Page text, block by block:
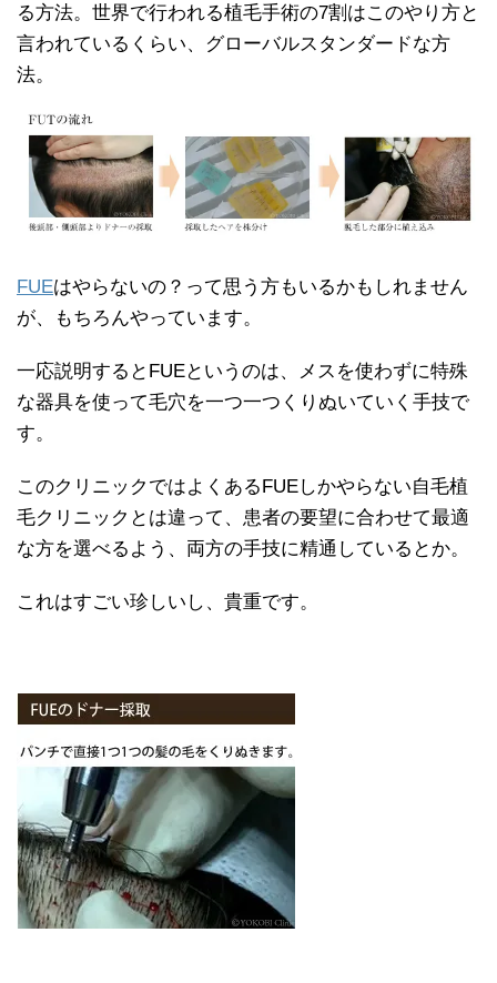
る方法。世界で行われる植毛手術の7割はこのやり方と
言われているくらい、グローバルスタンダードな方
法。
FUEはやらないの？って思う方もいるかもしれません
が、もちろんやっています。
一応説明するとFUEというのは、メスを使わずに特殊
な器具を使って毛穴を一つ一つくりぬいていく手技で
す。
このクリニックではよくあるFUEしかやらない自毛植
毛クリニックとは違って、患者の要望に合わせて最適
な方を選べるよう、両方の手技に精通しているとか。
これはすごい珍しいし、貴重です。